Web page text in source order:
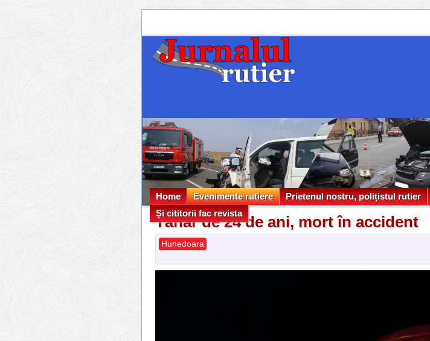
Home Evenimente rutiere
Evenimente rutiere
Prietenul nostru, polițistul rutier
Prietenul nostru, polițistul rutier
Și cititorii fac revista
Și cititorii fac revista
Tânăr de 24 de ani, mort în accident
Hunedoara